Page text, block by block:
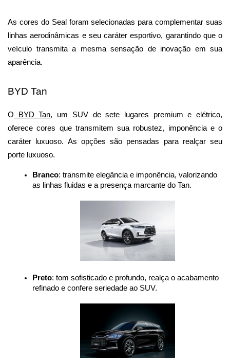
As cores do Seal foram selecionadas para complementar suas
linhas aerodinâmicas e seu caráter esportivo, garantindo que o
veículo transmita a mesma sensação de inovação em sua
aparência.
BYD Tan
O BYD Tan, um SUV de sete lugares premium e elétrico,
oferece cores que transmitem sua robustez, imponência e o
caráter luxuoso. As opções são pensadas para realçar seu
porte luxuoso.
Branco: transmite elegância e imponência, valorizando
as linhas fluidas e a presença marcante do Tan.
Preto: tom sofisticado e profundo, realça o acabamento
refinado e confere seriedade ao SUV.